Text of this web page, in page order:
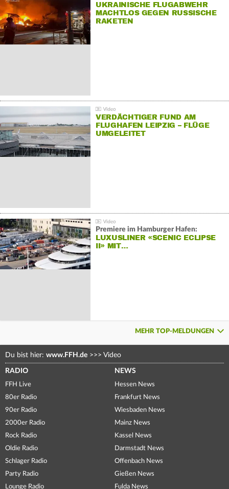
UKRAINISCHE FLUGABWEHR
MACHTLOS GEGEN RUSSISCHE
RAKETEN
VERDÄCHTIGER FUND AM
FLUGHAFEN LEIPZIG – FLÜGE
UMGELEITET
Premiere im Hamburger Hafen:
LUXUSLINER «SCENIC ECLIPSE
II» MIT…
MEHR TOP-MELDUNGEN
Du bist hier: www.FFH.de >>> Video
RADIO
FFH Live
80er Radio
90er Radio
2000er Radio
Rock Radio
Oldie Radio
Schlager Radio
Party Radio
Lounge Radio
NEWS
Hessen News
Frankfurt News
Wiesbaden News
Mainz News
Kassel News
Darmstadt News
Offenbach News
Gießen News
Fulda News